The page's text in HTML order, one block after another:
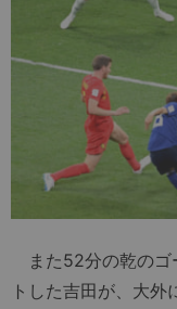
また52分の乾のゴ
トした吉田が、大